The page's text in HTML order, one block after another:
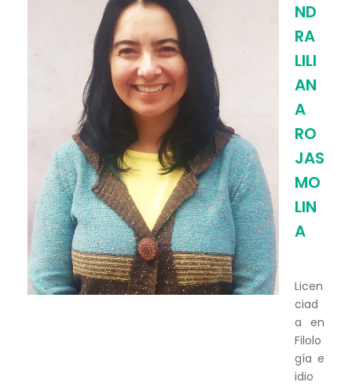
ND
RA
LILI
AN
A
RO
JAS
MO
LIN
A
Licen
ciad
a en
Filolo
gía e
idio